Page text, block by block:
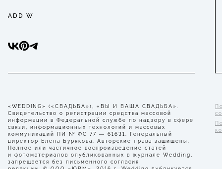
ADD W
«WEDDING» («СВАДЬБА»), «ВЫ И ВАША СВАДЬБА».
Свидетельство о регистрации средства массовой
информации в Федеральной службе по надзору в сфере
связи, информационных технологий и массовых
коммуникаций ПИ № ФС 77 — 61631. Генеральный
директор Елена Бурякова. Авторские права защищены.
Полное или частичное воспроизведение статей
и фотоматериалов опубликованных в журнале Wedding,
запрещается без письменного согласия